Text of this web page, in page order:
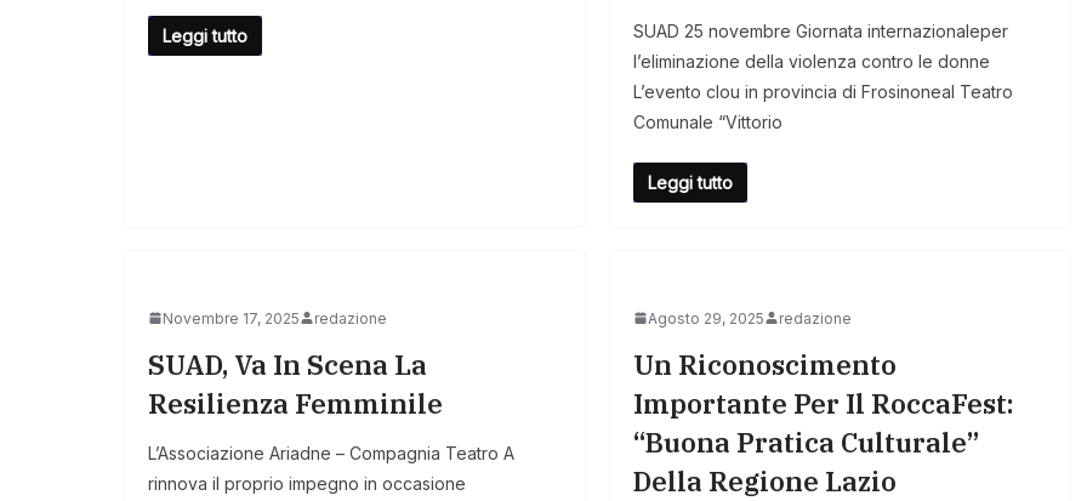
Leggi tutto
SUAD 25 novembre Giornata internazionaleper
l’eliminazione della violenza contro le donne
L’evento clou in provincia di Frosinoneal Teatro
Comunale “Vittorio
Leggi tutto
Novembre 17, 2025 redazione
SUAD, Va In Scena La
Resilienza Femminile
L’Associazione Ariadne – Compagnia Teatro A
rinnova il proprio impegno in occasione
Agosto 29, 2025 redazione
Un Riconoscimento
Importante Per Il RoccaFest:
“Buona Pratica Culturale”
Della Regione Lazio